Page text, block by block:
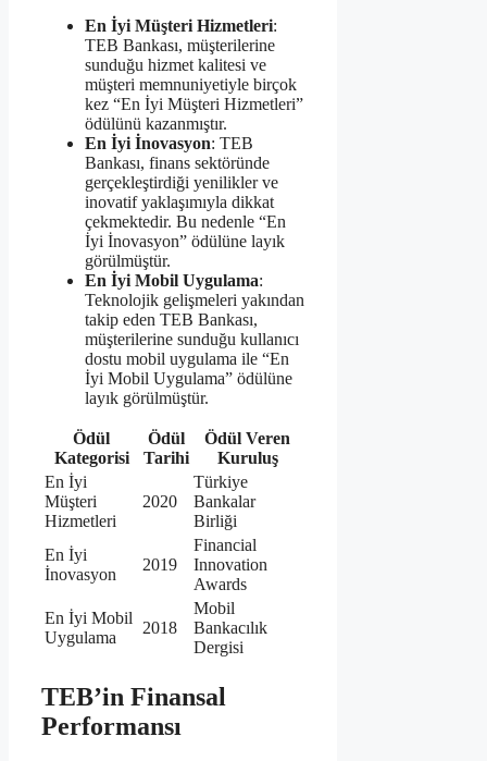
En İyi Müşteri Hizmetleri:
TEB Bankası, müşterilerine
sunduğu hizmet kalitesi ve
müşteri memnuniyetiyle birçok
kez “En İyi Müşteri Hizmetleri”
ödülünü kazanmıştır.
En İyi İnovasyon: TEB
Bankası, finans sektöründe
gerçekleştirdiği yenilikler ve
inovatif yaklaşımıyla dikkat
çekmektedir. Bu nedenle “En
İyi İnovasyon” ödülüne layık
görülmüştür.
En İyi Mobil Uygulama:
Teknolojik gelişmeleri yakından
takip eden TEB Bankası,
müşterilerine sunduğu kullanıcı
dostu mobil uygulama ile “En
İyi Mobil Uygulama” ödülüne
layık görülmüştür.
Ödül
Kategorisi
Ödül
Tarihi
Ödül Veren
Kuruluş
En İyi
Müşteri
Hizmetleri
2020
Türkiye
Bankalar
Birliği
En İyi
İnovasyon
2019
Financial
Innovation
Awards
En İyi Mobil
Uygulama
2018
Mobil
Bankacılık
Dergisi
TEB’in Finansal
Performansı